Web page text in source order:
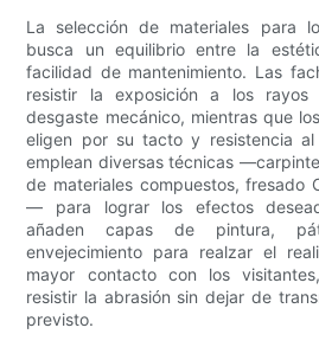
La selección de materiales para
busca un equilibrio entre la
facilidad de mantenimiento. Las
resistir la exposición a los
desgaste mecánico, mientras que
eligen por su tacto y resistencia
emplean diversas técnicas
de materiales compuestos, fresado
— para lograr los efectos
añaden capas de pintura,
envejecimiento para realzar el
mayor contacto con los
resistir la abrasión sin dejar de
previsto.